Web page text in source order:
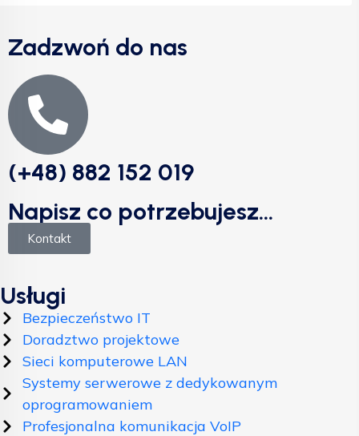
Zadzwoń do nas
(+48) 882 152 019
Napisz co potrzebujesz...
Kontakt
Usługi
Bezpieczeństwo IT
Doradztwo projektowe
Sieci komputerowe LAN
Systemy serwerowe z dedykowanym
oprogramowaniem
Profesjonalna komunikacja VoIP